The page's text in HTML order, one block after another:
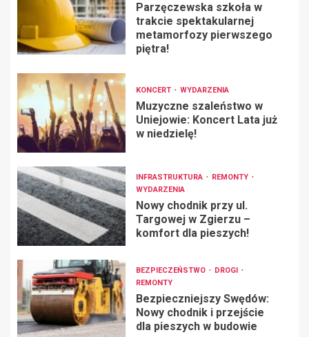
Parzęczewska szkoła w
trakcie spektakularnej
metamorfozy pierwszego
piętra!
KONCERT WYDARZENIA
Muzyczne szaleństwo w
Uniejowie: Koncert Lata już
w niedzielę!
INFRASTRUKTURA
REMONTY
WYDARZENIA
Nowy chodnik przy ul.
Targowej w Zgierzu –
komfort dla pieszych!
BEZPIECZEŃSTWO
DROGI
REMONTY
Bezpieczniejszy Swędów:
Nowy chodnik i przejście
dla pieszych w budowie